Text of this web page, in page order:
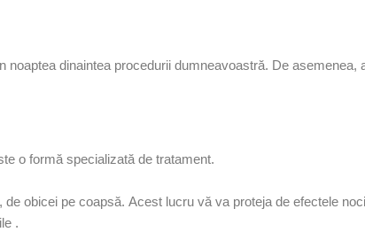
dinaintea procedurii dumneavoastră. De asemenea,
o formă specializată de tratament.
obicei pe coapsă. Acest lucru vă va proteja de efectele
.